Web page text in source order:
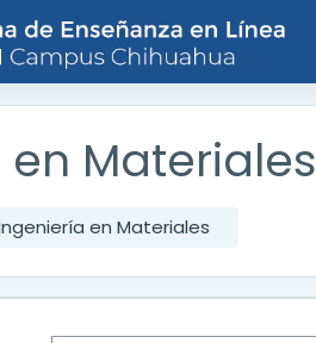
Materiales
en Materiales